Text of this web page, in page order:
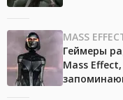
MASS
Геймеры
Mass